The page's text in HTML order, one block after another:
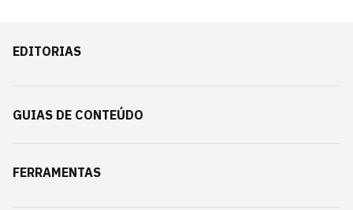
EDITORIAS
GUIAS DE CONTEÚDO
FERRAMENTAS